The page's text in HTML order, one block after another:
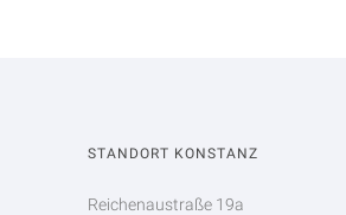
STANDORT KONSTANZ
Reichenaustraße 19a